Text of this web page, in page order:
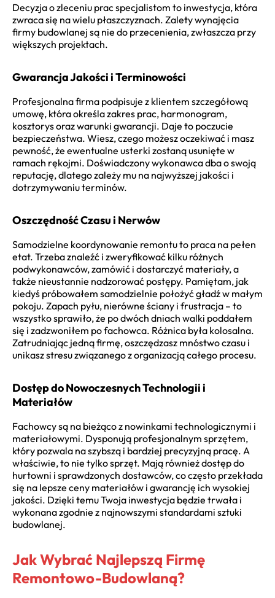
Decyzja o zleceniu prac specjalistom to inwestycja, która
zwraca się na wielu płaszczyznach. Zalety wynajęcia
firmy budowlanej są nie do przecenienia, zwłaszcza przy
większych projektach.
Gwarancja Jakości i Terminowości
Profesjonalna firma podpisuje z klientem szczegółową
umowę, która określa zakres prac, harmonogram,
kosztorys oraz warunki gwarancji. Daje to poczucie
bezpieczeństwa. Wiesz, czego możesz oczekiwać i masz
pewność, że ewentualne usterki zostaną usunięte w
ramach rękojmi. Doświadczony wykonawca dba o swoją
reputację, dlatego zależy mu na najwyższej jakości i
dotrzymywaniu terminów.
Oszczędność Czasu i Nerwów
Samodzielne koordynowanie remontu to praca na pełen
etat. Trzeba znaleźć i zweryfikować kilku różnych
podwykonawców, zamówić i dostarczyć materiały, a
także nieustannie nadzorować postępy. Pamiętam, jak
kiedyś próbowałem samodzielnie położyć gładź w małym
pokoju. Zapach pyłu, nierówne ściany i frustracja – to
wszystko sprawiło, że po dwóch dniach walki poddałem
się i zadzwoniłem po fachowca. Różnica była kolosalna.
Zatrudniając jedną firmę, oszczędzasz mnóstwo czasu i
unikasz stresu związanego z organizacją całego procesu.
Dostęp do Nowoczesnych Technologii i
Materiałów
Fachowcy są na bieżąco z nowinkami technologicznymi i
materiałowymi. Dysponują profesjonalnym sprzętem,
który pozwala na szybszą i bardziej precyzyjną pracę. A
właściwie, to nie tylko sprzęt. Mają również dostęp do
hurtowni i sprawdzonych dostawców, co często przekłada
się na lepsze ceny materiałów i gwarancję ich wysokiej
jakości. Dzięki temu Twoja inwestycja będzie trwała i
wykonana zgodnie z najnowszymi standardami sztuki
budowlanej.
Jak Wybrać Najlepszą Firmę
Remontowo-Budowlaną?